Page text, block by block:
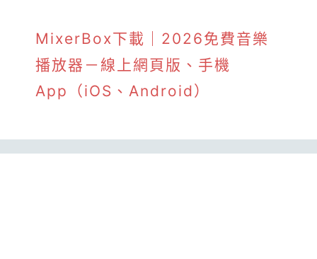
MixerBox下載｜2026免費音樂
播放器－線上網頁版、手機
App（iOS、Android）